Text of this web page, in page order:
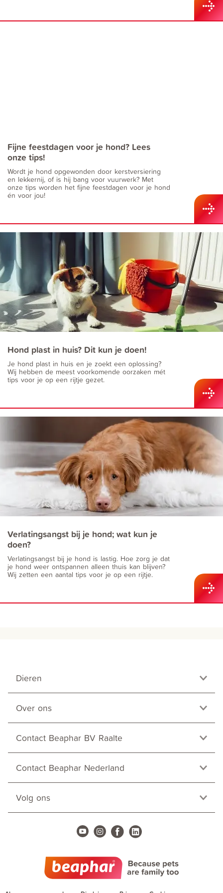
Fijne feestdagen voor je hond? Lees
onze tips!
Wordt je hond opgewonden door kerstversiering
en lekkernij, of is hij bang voor vuurwerk? Met
onze tips worden het fijne feestdagen voor je hond
én voor jou!
Hond plast in huis? Dit kun je doen!
Je hond plast in huis en je zoekt een oplossing?
Wij hebben de meest voorkomende oorzaken mét
tips voor je op een rijtje gezet.
Verlatingsangst bij je hond; wat kun je
doen?
Verlatingsangst bij je hond is lastig. Hoe zorg je dat
je hond weer ontspannen alleen thuis kan blijven?
Wij zetten een aantal tips voor je op een rijtje.
Dieren
Over ons
Contact Beaphar BV Raalte
Contact Beaphar Nederland
Volg ons